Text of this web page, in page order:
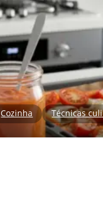
Cozinha Técnicas